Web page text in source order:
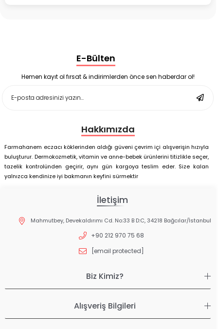
Enterogermina Family 5 ml 20 Flakon
Deep Flex Stres Azaltıcı ve Enerji Dengeleyici Topraklama
Matı Set 40x60 cm
Deep Flex Stres Azaltıcı ve Enerji Dengeleyici Topraklama
E-Bülten
Hemen kayıt ol fırsat & indirimlerden önce sen haberdar ol!
Hakkımızda
Farmahanem eczacı köklerinden aldığı güveni çevrim içi alışverişin hızıyla
buluşturur. Dermokozmetik, vitamin ve anne-bebek ürünlerini titizlikle seçer,
tazelik kontrolünden geçirir, aynı gün kargoya teslim eder. Size kalan
yalnızca kendinize iyi bakmanın keyfini sürmektir
İletişim
Mahmutbey, Devekaldırımı Cd. No:33 B D:C, 34218 Bağcılar/İstanbul
+90 212 970 75 68
[email protected]
Biz Kimiz?
Alışveriş Bilgileri